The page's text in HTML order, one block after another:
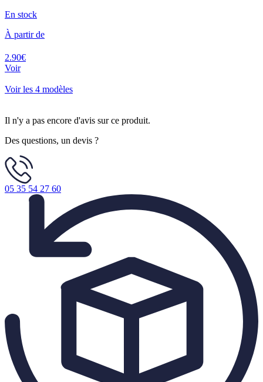
En stock
À partir de
2.90€
Voir
Voir les 4 modèles
Il n'y a pas encore d'avis sur ce produit.
Des questions, un devis ?
05 35 54 27 60